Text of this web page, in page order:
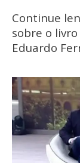
Continue
sobre o
Eduardo